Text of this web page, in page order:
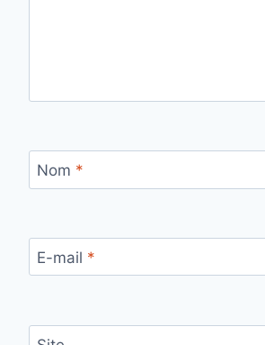
Nom *
E-mail *